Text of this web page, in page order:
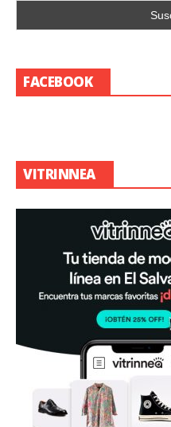
FACEBOOK
VITRINNEA